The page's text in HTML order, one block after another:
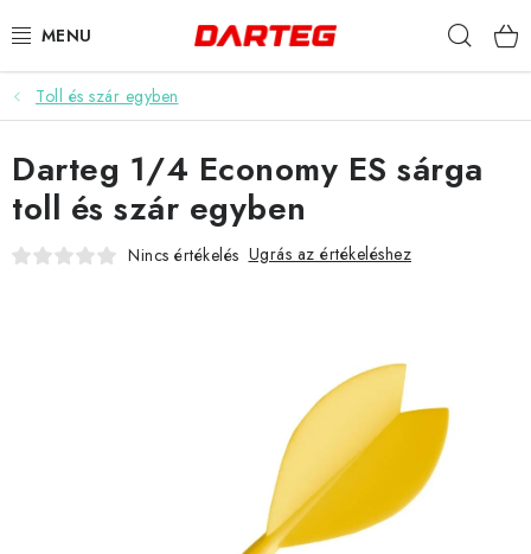
tartalomhoz
DARTS
DARTS TÁBLÁK
TARTOZÉKOK A TÁBLÁKHOZ
Toll és szár egyben
Darteg 1/4 Economy ES sárga
toll és szár egyben
Nincs értékelés Ugrás az értékeléshez